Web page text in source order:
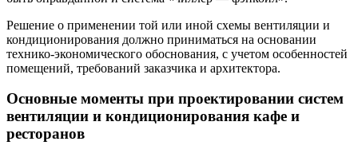
Решение о применении той или иной схемы вентиляции и
кондиционирования должно приниматься на основании
технико-экономического обоснования, с учетом особенностей
помещений, требований заказчика и архитектора.
Основные моменты при проектировании систем
вентиляции и кондиционирования кафе и
ресторанов